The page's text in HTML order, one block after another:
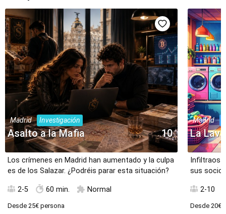
Madrid Investigación
Asalto a la Mafia 10
Los crímenes en Madrid han aumentado y la culpa
es de los Salazar. ¿Podréis parar esta situación?
2-5 60 min. Normal
Desde 25€ persona
Madrid
La
Infiltraos
sus
2-10
Desde 20€